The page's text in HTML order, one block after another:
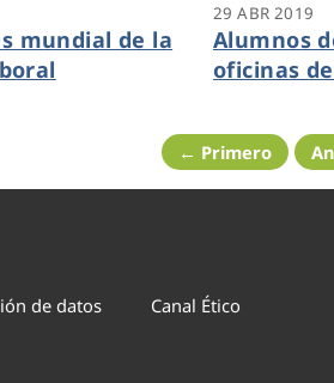
mundial de la
29 ABR 2019
Alumnos
oficinas
← Primero
de datos
Canal Ético